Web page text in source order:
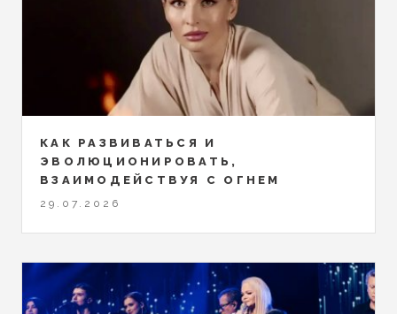
КАК РАЗВИВАТЬСЯ И
ЭВОЛЮЦИОНИРОВАТЬ,
ВЗАИМОДЕЙСТВУЯ С ОГНЕМ
29.07.2026